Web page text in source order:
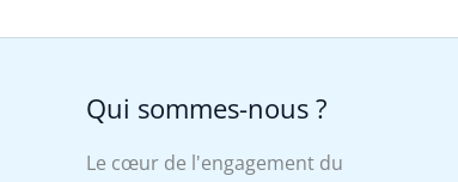
Qui sommes-nous ?
Le cœur de l'engagement du